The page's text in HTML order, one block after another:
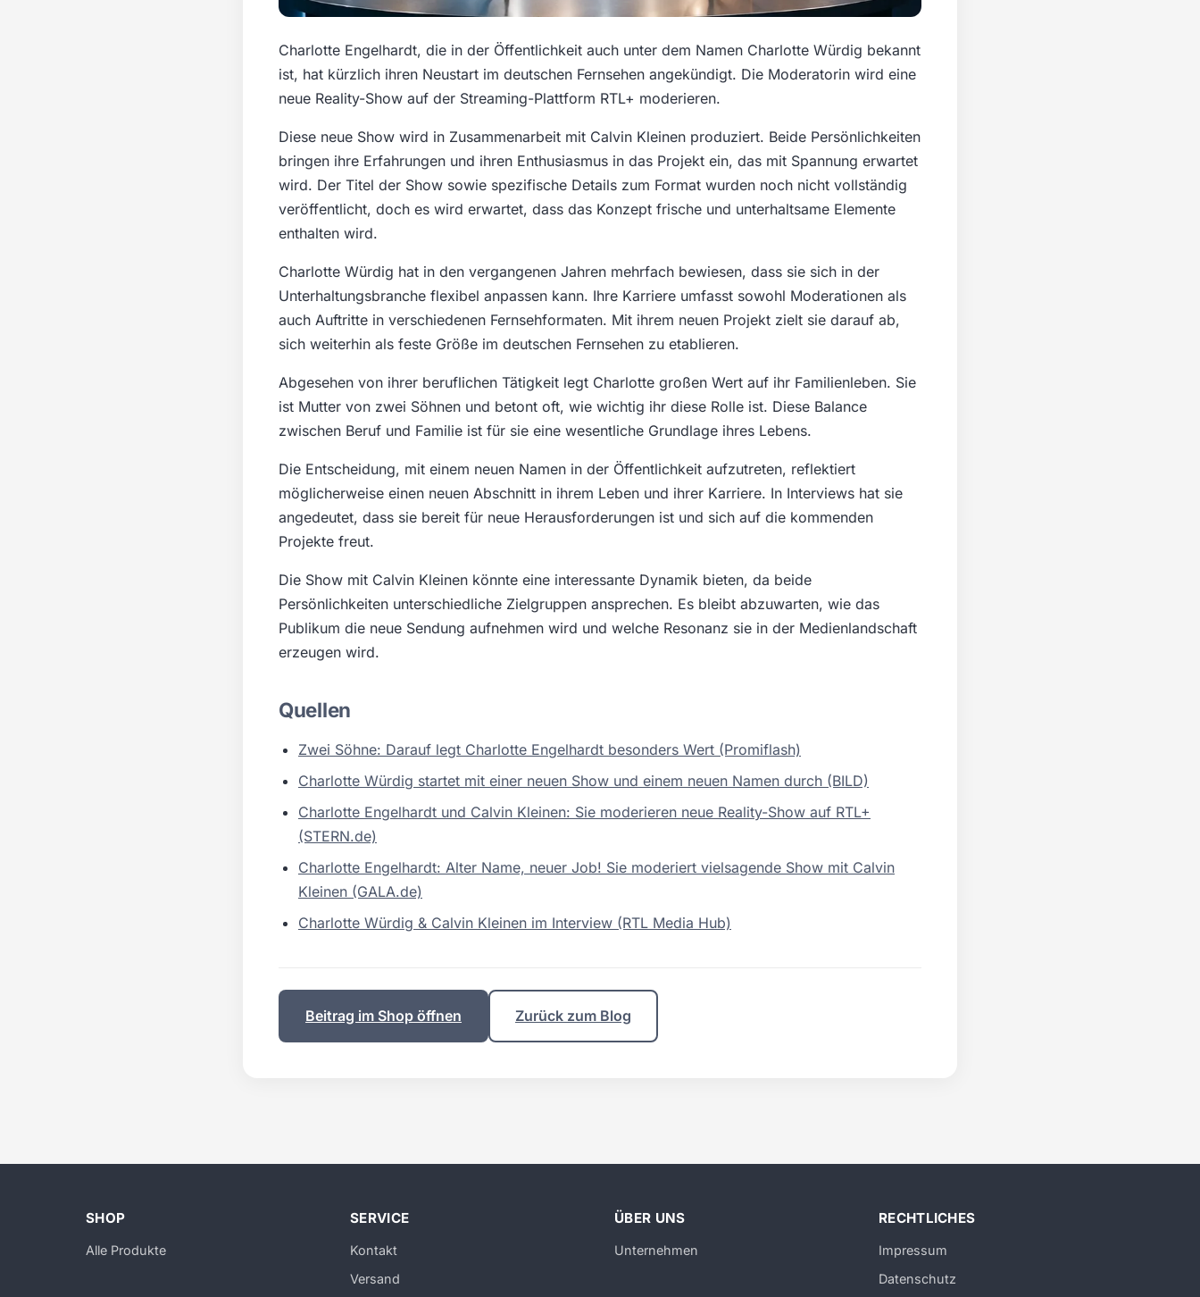
Charlotte Engelhardt, die in der Öffentlichkeit auch unter dem Namen Charlotte Würdig bekannt
ist, hat kürzlich ihren Neustart im deutschen Fernsehen angekündigt. Die Moderatorin wird eine
neue Reality-Show auf der Streaming-Plattform RTL+ moderieren.
Diese neue Show wird in Zusammenarbeit mit Calvin Kleinen produziert. Beide Persönlichkeiten
bringen ihre Erfahrungen und ihren Enthusiasmus in das Projekt ein, das mit Spannung erwartet
wird. Der Titel der Show sowie spezifische Details zum Format wurden noch nicht vollständig
veröffentlicht, doch es wird erwartet, dass das Konzept frische und unterhaltsame Elemente
enthalten wird.
Charlotte Würdig hat in den vergangenen Jahren mehrfach bewiesen, dass sie sich in der
Unterhaltungsbranche flexibel anpassen kann. Ihre Karriere umfasst sowohl Moderationen als
auch Auftritte in verschiedenen Fernsehformaten. Mit ihrem neuen Projekt zielt sie darauf ab,
sich weiterhin als feste Größe im deutschen Fernsehen zu etablieren.
Abgesehen von ihrer beruflichen Tätigkeit legt Charlotte großen Wert auf ihr Familienleben. Sie
ist Mutter von zwei Söhnen und betont oft, wie wichtig ihr diese Rolle ist. Diese Balance
zwischen Beruf und Familie ist für sie eine wesentliche Grundlage ihres Lebens.
Die Entscheidung, mit einem neuen Namen in der Öffentlichkeit aufzutreten, reflektiert
möglicherweise einen neuen Abschnitt in ihrem Leben und ihrer Karriere. In Interviews hat sie
angedeutet, dass sie bereit für neue Herausforderungen ist und sich auf die kommenden
Projekte freut.
Die Show mit Calvin Kleinen könnte eine interessante Dynamik bieten, da beide
Persönlichkeiten unterschiedliche Zielgruppen ansprechen. Es bleibt abzuwarten, wie das
Publikum die neue Sendung aufnehmen wird und welche Resonanz sie in der Medienlandschaft
erzeugen wird.
Quellen
Zwei Söhne: Darauf legt Charlotte Engelhardt besonders Wert (Promiflash)
Charlotte Würdig startet mit einer neuen Show und einem neuen Namen durch (BILD)
Charlotte Engelhardt und Calvin Kleinen: Sie moderieren neue Reality-Show auf RTL+
(STERN.de)
Charlotte Engelhardt: Alter Name, neuer Job! Sie moderiert vielsagende Show mit Calvin
Kleinen (GALA.de)
Charlotte Würdig & Calvin Kleinen im Interview (RTL Media Hub)
Beitrag im Shop öffnen Zurück zum Blog
SHOP
Alle Produkte
SERVICE
Kontakt
Versand
ÜBER UNS
Unternehmen
RECHTLICHES
Impressum
Datenschutz